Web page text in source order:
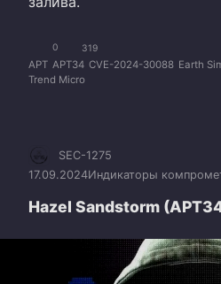
0 319
APT APT34 CVE-2024-30088 Earth
Trend Micro
SEC-1275
17.09.2024Индикаторы
Hazel Sandstorm